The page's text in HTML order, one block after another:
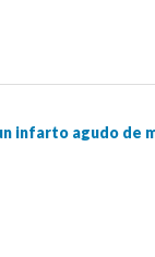
infarto agudo de